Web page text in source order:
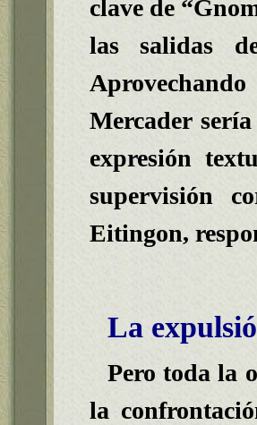
clave de
las salidas
Mercader
expresión
supervisión
Eitingon,
La
Pero toda la
la